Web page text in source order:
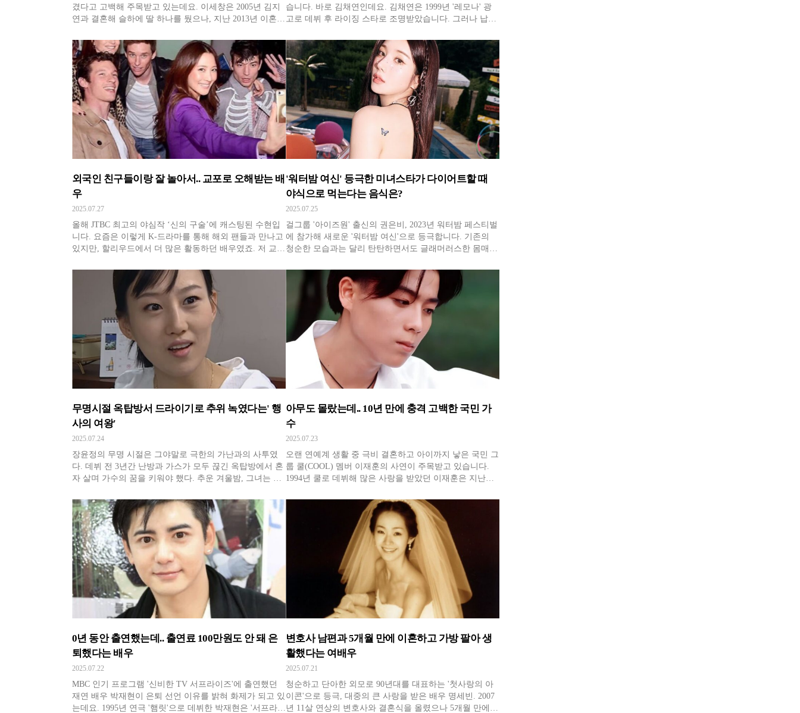
겼다고 고백해 주목받고 있는데요. 이세창은 2005년 김지
연과 결혼해 슬하에 딸 하나를 뒀으나, 지난 2013년 이혼했
"부부 사이에 사랑이 없던 쇼윈도 부부였다"고 이혼 이유
를 밝혔는데요. 이세창은 이혼에 이어 사기까지 당하면서
심한 스트레스
습니다. 바로 김채연인데요. 김채연은 1999년 '레모나' 광
고로 데뷔 후 라이징 스타로 조명받았습니다. 그러나 납치
"새벽 스토커에게 차로 납치됐다"고 주장했으나 자작극 논
란에 휩싸였습니다. 경찰에 신고하지 않았기 때문인데요.
김채연은 당시
외국인 친구들이랑 잘 놀아서.. 교포로 오해받는 배
우
2025.07.27
올해 JTBC 최고의 야심작 ‘신의 구술’에 캐스팅된 수현입
니다. 요즘은 이렇게 K-드라마를 통해 해외 팬들과 만나고
있지만, 할리우드에서 더 많은 활동하던 배우였죠. 저 교포
프랜차이즈에서 ‘연기’를 한다는 것은 영어실력이 단순히
‘회화’ 수준이 아니라는 증거입니다. 해외 인터뷰나 관련
'워터밤 여신' 등극한 미녀스타가 다이어트할 때
야식으로 먹는다는 음식은?
2025.07.25
걸그룹 '아이즈원' 출신의 권은비, 2023년 워터밤 페스티벌
에 참가해 새로운 '워터밤 여신'으로 등극합니다. 기존의
청순한 모습과는 달리 탄탄하면서도 글래머러스한 몸매가
을 통해 워터밤 행사를 준비 중인 모습을 공개하기도 합니
다. 6년간 꾸준히 필라테스로 몸매를 관리해 왔다는 권은
비는 행사 당일에도
무명시절 옥탑방서 드라이기로 추위 녹였다는' 행
사의 여왕'
2025.07.24
장윤정의 무명 시절은 그야말로 극한의 가난과의 사투였
다. 데뷔 전 3년간 난방과 가스가 모두 끊긴 옥탑방에서 혼
자 살며 가수의 꿈을 키워야 했다. 추운 겨울밤, 그녀는 헤
고 잠들곤 했다. 생활고는 극에 달했다. 그녀는 무명 시절
소금물에 라면 하나를 끓여 3일을 버틴 적도 있다고 털어
놨다. "정말 굶어
아무도 몰랐는데.. 10년 만에 충격 고백한 국민 가
수
2025.07.23
오랜 연예계 생활 중 극비 결혼하고 아이까지 낳은 국민 그
룹 쿨(COOL) 멤버 이재훈의 사연이 주목받고 있습니다.
1994년 쿨로 데뷔해 많은 사랑을 받았던 이재훈은 지난
이재훈은 "타인의 관심을 부담스러워하는 비연예인 아내
와 아이들을 위해 알라지 않았다"고 설명했죠. 가족을 보
0년 동안 출연했는데.. 출연료 100만원도 안 돼 은
퇴했다는 배우
2025.07.22
MBC 인기 프로그램 '신비한 TV 서프라이즈'에 출연했던
재연 배우 박재현이 은퇴 선언 이유를 밝혀 화제가 되고 있
는데요. 1995년 연극 '햄릿'으로 데뷔한 박재현은 '서프라이
변호사 남편과 5개월 만에 이혼하고 가방 팔아 생
활했다는 여배우
2025.07.21
청순하고 단아한 외모로 90년대를 대표하는 '첫사랑의 아
이콘'으로 등극, 대중의 큰 사랑을 받은 배우 명세빈. 2007
년 11살 연상의 변호사와 결혼식을 올렸으나 5개월 만에